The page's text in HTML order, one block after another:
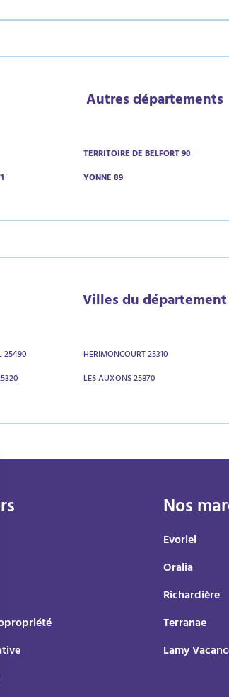
Autres départements
TERRITOIRE DE BELFORT 90
YONNE 89
Villes du département
25490
HERIMONCOURT 25310
LES AUXONS 25870
Nos
Evoriel
Oralia
Richardière
Terranae
Lamy